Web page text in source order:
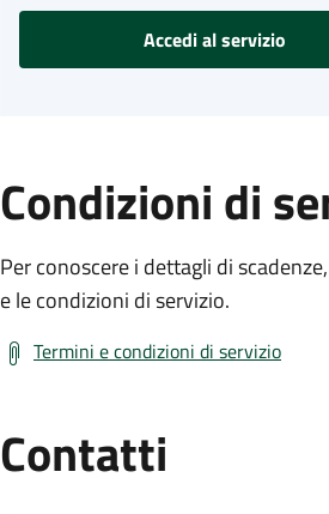
Accedi al servizio
Condizioni di
Per conoscere i dettagli di
e le condizioni di servizio.
Termini e condizioni di servizio
Contatti